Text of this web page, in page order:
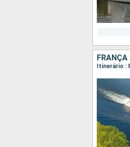
FRANÇA
Itinerário :